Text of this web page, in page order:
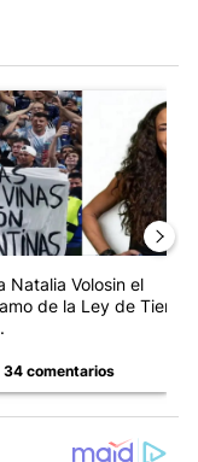
inflación en CABA
de tendencia con
Natalia Volosin el
de la Ley de Tierras
34 comentarios